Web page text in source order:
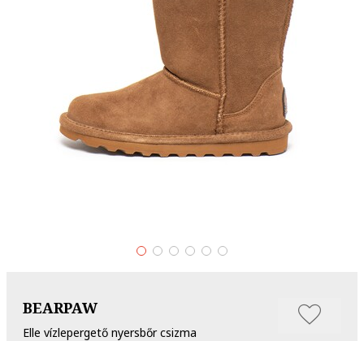
BEARPAW
Elle vízlepergető nyersbőr csizma